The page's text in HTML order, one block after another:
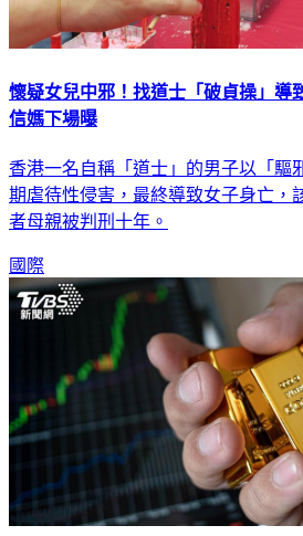
懷疑女兒中邪！找道士「破貞操」
信媽下場曝
香港一名自稱「道士」的男子以「驅
期虐待性侵害，最終導致女子身亡，
者母親被判刑十年。
國際